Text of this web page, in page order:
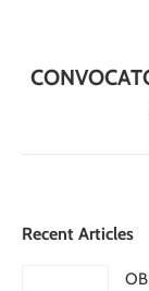
Recent Articles